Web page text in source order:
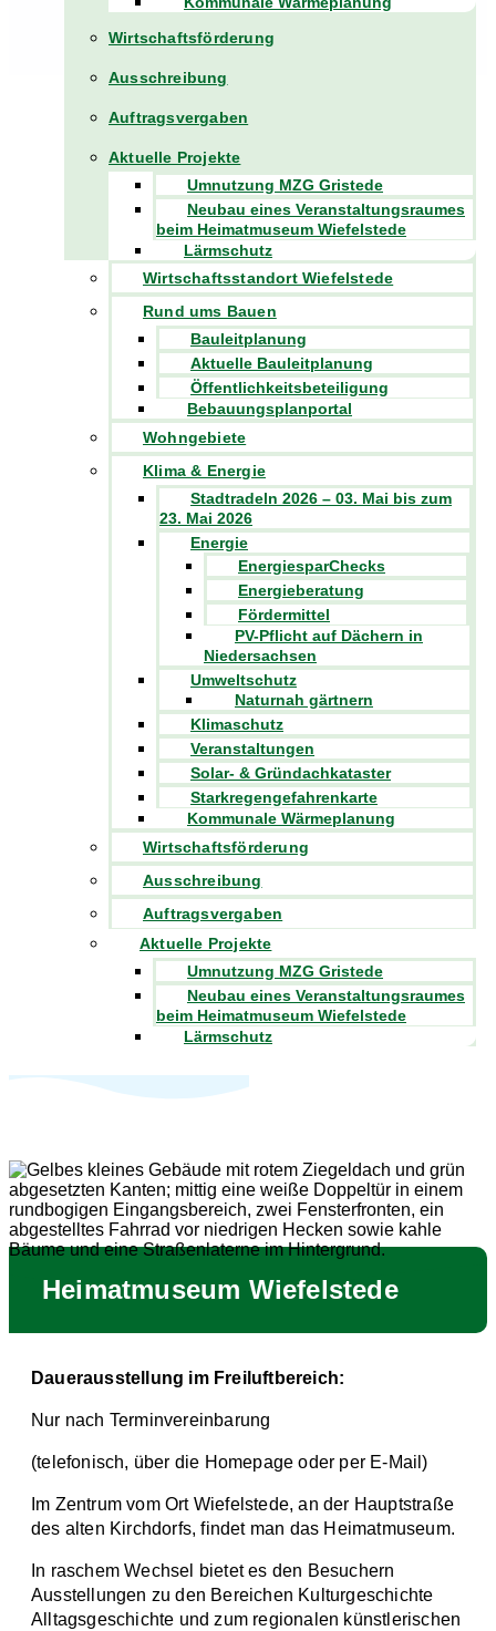
Wirtschaftsförderung
Ausschreibung
Auftragsvergaben
Aktuelle Projekte
Umnutzung MZG Gristede
Neubau eines Veranstaltungsraumes
beim Heimatmuseum Wiefelstede
Lärmschutz
Wirtschaftsstandort Wiefelstede
Rund ums Bauen
Bauleitplanung
Aktuelle Bauleitplanung
Öffentlichkeitsbeteiligung
Bebauungsplanportal
Wohngebiete
Klima & Energie
Stadtradeln 2026 – 03. Mai bis zum
23. Mai 2026
Energie
EnergiesparChecks
Energieberatung
Fördermittel
PV-Pflicht auf Dächern in
Niedersachsen
Umweltschutz
Naturnah gärtnern
Klimaschutz
Veranstaltungen
Solar- & Gründachkataster
Starkregengefahrenkarte
Kommunale Wärmeplanung
Wirtschaftsförderung
Ausschreibung
Auftragsvergaben
Aktuelle Projekte
Umnutzung MZG Gristede
Neubau eines Veranstaltungsraumes
beim Heimatmuseum Wiefelstede
Lärmschutz
Heimatmuseum Wiefelstede
Dauerausstellung im Freiluftbereich:
Nur nach Terminvereinbarung
(telefonisch, über die Homepage oder per E-Mail)
Im Zentrum vom Ort Wiefelstede, an der Hauptstraße
des alten Kirchdorfs, findet man das Heimatmuseum.
In raschem Wechsel bietet es den Besuchern
Ausstellungen zu den Bereichen Kulturgeschichte
Alltagsgeschichte und zum regionalen künstlerischen